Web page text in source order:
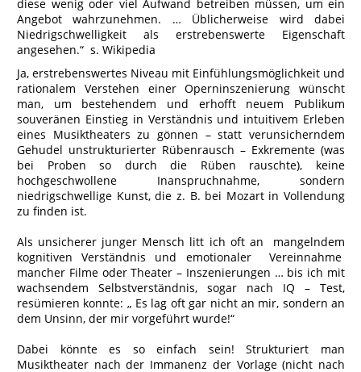
diese wenig oder viel Aufwand betreiben müssen, um ein
Angebot wahrzunehmen. … Üblicherweise wird dabei
Niedrigschwelligkeit als erstrebenswerte Eigenschaft
angesehen.“ s. Wikipedia
Ja, erstrebenswertes Niveau mit Einfühlungsmöglichkeit und
rationalem Verstehen einer Operninszenierung wünscht
man, um bestehendem und erhofft neuem Publikum
souveränen Einstieg in Verständnis und intuitivem Erleben
eines Musiktheaters zu gönnen – statt verunsicherndem
Gehudel unstrukturierter Rübenrausch – Exkremente (was
bei Proben so durch die Rüben rauschte), keine
hochgeschwollene Inanspruchnahme, sondern
niedrigschwellige Kunst, die z. B. bei Mozart in Vollendung
zu finden ist.
Als unsicherer junger Mensch litt ich oft an mangelndem
kognitiven Verständnis und emotionaler Vereinnahme
mancher Filme oder Theater – Inszenierungen … bis ich mit
wachsendem Selbstverständnis, sogar nach IQ – Test,
resümieren konnte: „ Es lag oft gar nicht an mir, sondern an
dem Unsinn, der mir vorgeführt wurde!“
Dabei könnte es so einfach sein! Strukturiert man
Musiktheater nach der Immanenz der Vorlage (nicht nach